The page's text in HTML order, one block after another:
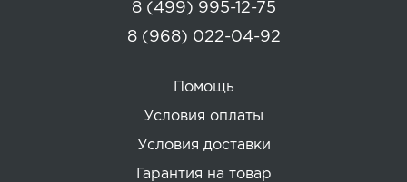
Помощь
Условия оплаты
Условия доставки
Гарантия на товар
8 (499) 995-12-75
8 (968) 022-04-92